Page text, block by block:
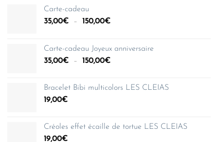
Carte-cadeau
35,00€ – 150,00€Plage
35,00€
à
Carte-cadeau Joyeux anniversaire
35,00€ – 150,00€Plage
35,00€
Bracelet Bibi multicolors LES CLEIAS
19,00€
Créoles effet écaille de tortue LES CLEIAS
19,00€